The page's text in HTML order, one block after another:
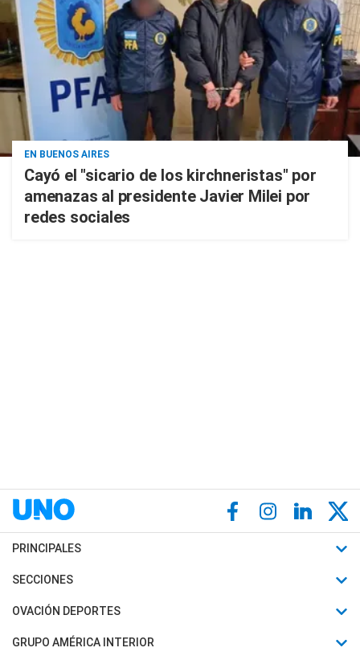
EN BUENOS AIRES
Cayó el "sicario de los kirchneristas" por
amenazas al presidente Javier Milei por
redes sociales
PRINCIPALES
Últimas Noticias
Política
SECCIONES
Horóscopo
Motores
OVACIÓN DEPORTES
Fútbol
GRUPO AMÉRICA INTERIOR